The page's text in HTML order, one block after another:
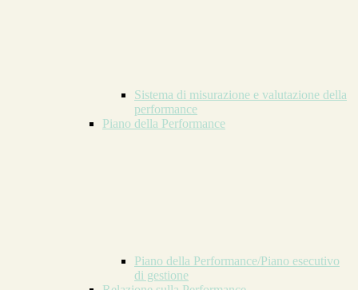
Sistema di misurazione e valutazione della
performance
Piano della Performance
Piano della Performance/Piano esecutivo
di gestione